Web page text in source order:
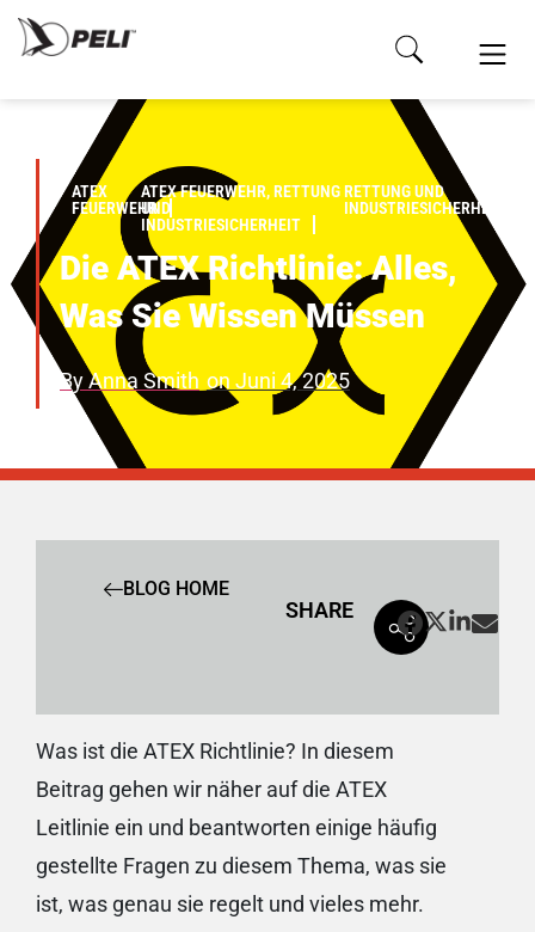
ATEX
FEUERWEHR
ATEX FEUERWEHR, RETTUNG
UND
INDUSTRIESICHERHEIT
RETTUNG UND
INDUSTRIESICHERHEIT
Die ATEX Richtlinie: Alles,
Was Sie Wissen Müssen
ByAnna Smith on Juni 4, 2025
BLOG HOME
SHARE
Was ist die ATEX Richtlinie? In diesem
Beitrag gehen wir näher auf die ATEX
Leitlinie ein und beantworten einige häufig
gestellte Fragen zu diesem Thema, was sie
ist, was genau sie regelt und vieles mehr.